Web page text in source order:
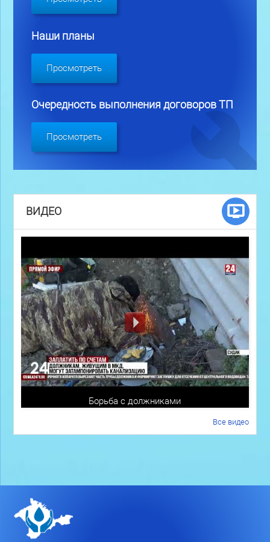
Наши планы
Просмотреть
Очередность выполнения договоров ТП
Просмотреть
ВИДЕО
Борьба с должниками
Все видео